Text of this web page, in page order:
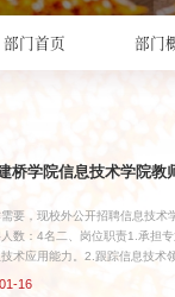
部门首页 部门
桥学院信息技术学院教
需要，现校外公开招聘信息技
人数：4名二、岗位职责1.承担
术应用能力。2.跟踪信息技术
16